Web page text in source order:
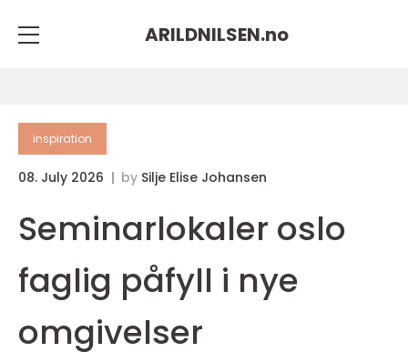
ARILDNILSEN.no
inspiration
08. July 2026 by Silje Elise Johansen
Seminarlokaler oslo
faglig påfyll i nye
omgivelser